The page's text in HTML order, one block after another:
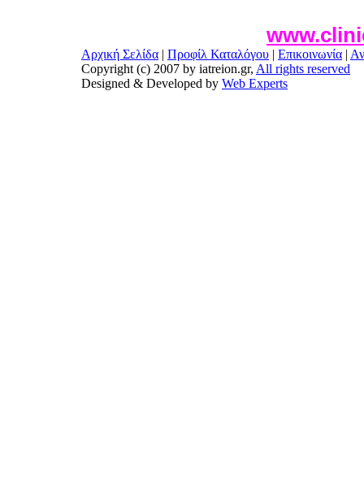
Αρχική Σελίδα | Προφίλ Καταλόγου | Επικοινωνία |
Copyright (c) 2007 by iatreion.gr, All rights reserved
Designed & Developed by Web Experts